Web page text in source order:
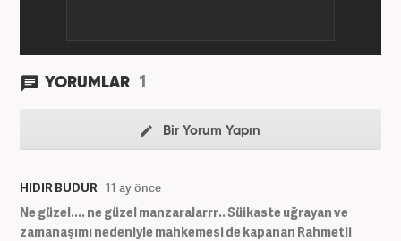
YORUMLAR 1
Bir Yorum Yapın
HIDIR BUDUR 11 ay önce
Ne güzel.... ne güzel manzaralarrr.. Süikaste uğrayan ve
zamanaşımı nedeniyle mahkemesi de kapanan Rahmetli